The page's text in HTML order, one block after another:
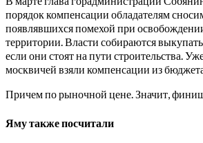
порядок компенсации обладателям
появлявшихся помехой при
территории. Власти собираются
если они стоят на пути строительства.
москвичей взяли компенсации из
Причем по рыночной цене. Значит,
Яму также посчитали